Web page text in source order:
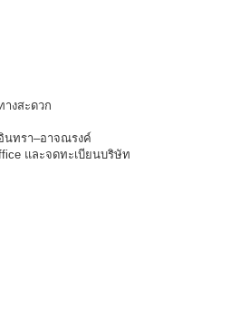
งสะดวก
นทรา–อาจณรงค์
และจดทะเบียนบริษัท